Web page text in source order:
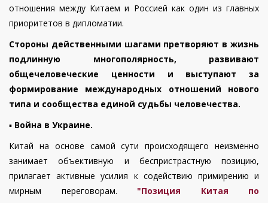
отношения между Китаем и Россией как один из главных
приоритетов в дипломатии.
Стороны действенными шагами претворяют в жизнь
подлинную многополярность, развивают
общечеловеческие ценности и выступают за
формирование международных отношений нового
типа и сообщества единой судьбы человечества.
▪️ Война в Украине.
Китай на основе самой сути происходящего неизменно
занимает объективную и беспристрастную позицию,
прилагает активные усилия к содействию примирению и
мирным переговорам.
"Позиция Китая по